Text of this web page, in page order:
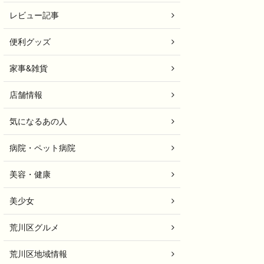
レビュー記事
便利グッズ
家事&雑貨
店舗情報
気になるあの人
病院・ペット病院
美容・健康
美少女
荒川区グルメ
荒川区地域情報